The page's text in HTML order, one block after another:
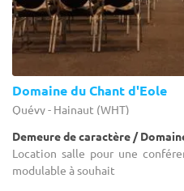
Domaine du Chant d'Eole
Quévy - Hainaut (WHT)
Demeure de caractère /
Location salle pour une
modulable à souhait